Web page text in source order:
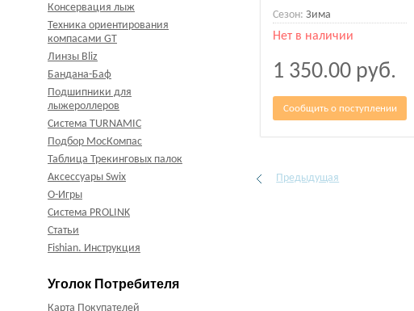
Консервация лыж
Техника ориентирования
компасами GT
Линзы Bliz
Бандана-Баф
Подшипники для
лыжероллеров
Система TURNAMIC
Подбор МосКомпас
Таблица Трекинговых палок
Аксессуары Swix
О-Игры
Система PROLINK
Статьи
Fishian. Инструкция
Уголок Потребителя
Карта Покупателей
Сезон: Зима
Нет в наличии
1 350.00 руб.
Сообщить о поступлении
Предыдущая